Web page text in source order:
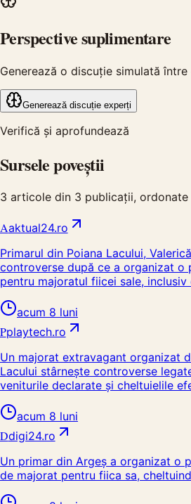
Perspective suplimentare
Generează o discuție simulată
Generează discuție experți
Verifică și aprofundează
Sursele poveștii
3 articole din 3 publicații,
Aaktual24.ro
Primarul din Poiana Lacului,
controverse după ce a organizat o
pentru majoratul fiicei sale, inclusiv
acum 8 luni
Pplaytech.ro
Un majorat extravagant organizat
Lacului stârnește controverse
veniturile declarate și cheltuielile
acum 8 luni
Ddigi24.ro
Un primar din Argeș a organizat o
de majorat pentru fiica sa,